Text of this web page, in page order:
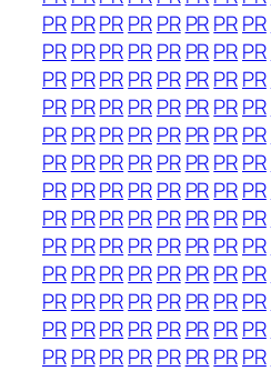
PRPRPRPRPR PRPRPR
PRPRPRPRPR PRPRPR
PRPRPRPRPR PRPRPR
PRPRPRPRPR PRPRPR
PRPRPRPRPR PRPRPR
PRPRPRPRPR PRPRPR
PRPRPRPRPR PRPRPR
PRPRPRPRPR PRPRPR
PRPRPRPRPR PRPRPR
PRPRPRPRPR PRPRPR
PRPRPRPRPR PRPRPR
PRPRPRPRPR PRPRPR
PRPRPRPRPR PRPRPR